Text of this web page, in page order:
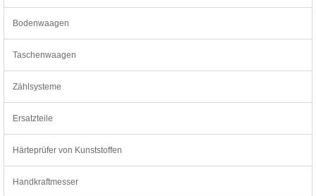
Bodenwaagen
Taschenwaagen
Zählsysteme
Ersatzteile
Härteprüfer von Kunststoffen
Handkraftmesser